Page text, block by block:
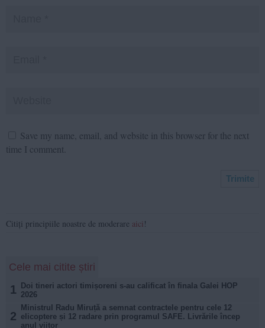
Save my name, email, and website in this browser for the next
time I comment.
Citiți principiile noastre de moderare aici !
Cele mai citite știri
1
Doi tineri actori timișoreni s-au calificat în finala Galei HOP
2026
2
Ministrul Radu Miruță a semnat contractele pentru cele 12
elicoptere și 12 radare prin programul SAFE. Livrările încep
anul viitor